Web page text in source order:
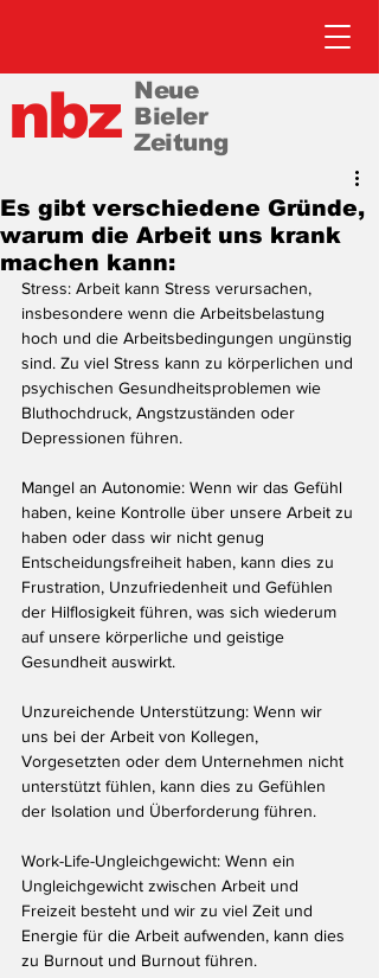
nbz Neue
Bieler
Zeitung
Es gibt verschiedene Gründe,
warum die Arbeit uns krank
machen kann:
Stress: Arbeit kann Stress verursachen,
insbesondere wenn die Arbeitsbelastung
hoch und die Arbeitsbedingungen ungünstig
sind. Zu viel Stress kann zu körperlichen und
psychischen Gesundheitsproblemen wie
Bluthochdruck, Angstzuständen oder
Depressionen führen.
Mangel an Autonomie: Wenn wir das Gefühl
haben, keine Kontrolle über unsere Arbeit zu
haben oder dass wir nicht genug
Entscheidungsfreiheit haben, kann dies zu
Frustration, Unzufriedenheit und Gefühlen
der Hilflosigkeit führen, was sich wiederum
auf unsere körperliche und geistige
Gesundheit auswirkt.
Unzureichende Unterstützung: Wenn wir
uns bei der Arbeit von Kollegen,
Vorgesetzten oder dem Unternehmen nicht
unterstützt fühlen, kann dies zu Gefühlen
der Isolation und Überforderung führen.
Work-Life-Ungleichgewicht: Wenn ein
Ungleichgewicht zwischen Arbeit und
Freizeit besteht und wir zu viel Zeit und
Energie für die Arbeit aufwenden, kann dies
zu Burnout und Burnout führen.